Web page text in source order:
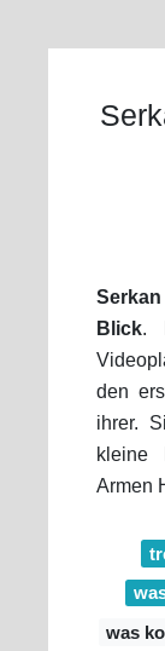
Blick.
den
ihrer.
kleine
Armen
was